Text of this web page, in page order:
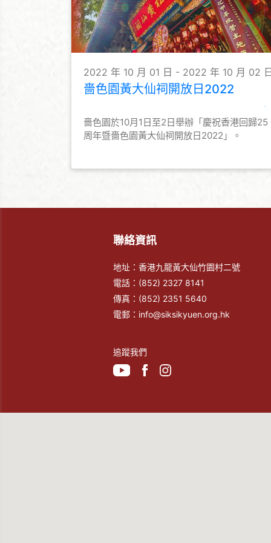
2022 年 10 月 01 日 - 2022 年 10 月 02
嗇色園黃大仙祠開放日2022
嗇色園於10月1日至2日舉辦「慶祝香港回歸25
周年暨嗇色園黃大仙祠開放日2022」。
聯絡資訊
地址：香港九龍黃大仙竹園村二號
電話： (852) 2327 8141
傳真： (852) 2351 5640
電郵： info@siksikyuen.org.hk
追蹤我們